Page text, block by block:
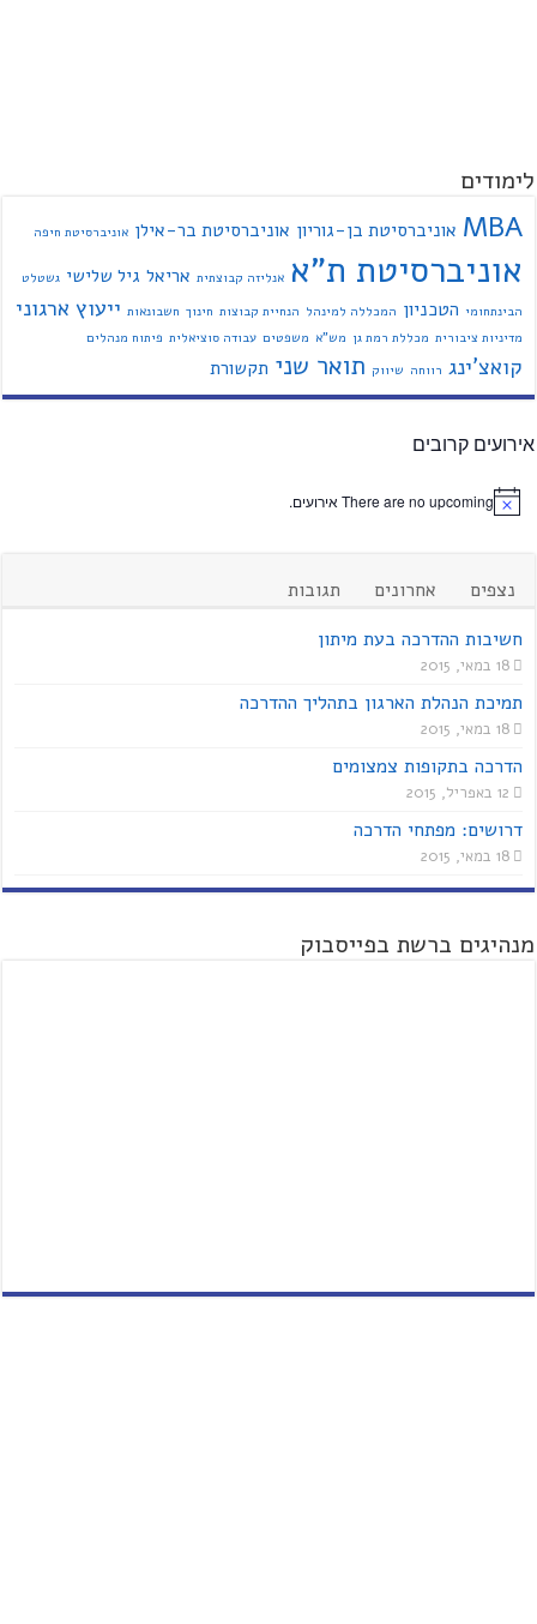
לימודים
MBA אוניברסיטת בן-גוריון אוניברסיטת בר-אילן אוניברסיטת חיפה
אוניברסיטת ת"א אנליזה קבוצתית אריאל גיל שלישי גשטלט
הבינתחומי הטכניון המכללה למינהל הנחיית קבוצות חינוך חשבונאות ייעוץ ארגוני
מדיניות ציבורית מכללת רמת גן מש"א משפטים עבודה סוציאלית פיתוח מנהלים
קואצ'ינג רווחה שיווק תואר שני תקשורת
אירועים קרובים
There are no upcoming אירועים.
נצפים אחרונים
תגובות
חשיבות ההדרכה בעת מיתון
18 במאי, 2015
תמיכת הנהלת הארגון בתהליך ההדרכה
18 במאי, 2015
הדרכה בתקופות צמצומים
12 באפריל, 2015
דרושים: מפתחי הדרכה
18 במאי, 2015
מנהיגים ברשת בפייסבוק